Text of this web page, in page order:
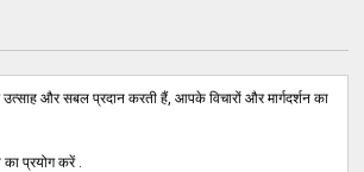
उत्साह और सबल प्रदान करती हैं, आपके विचारों और मार्गदर्शन का
का प्रयोग करें .